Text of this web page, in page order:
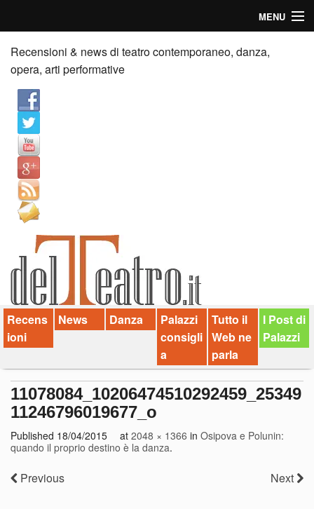
MENU
Home
Recensioni
Anticipazioni
News
Palazzi consiglia
Video
Chi siamo
Contatti
dT in English
Recensioni & news di teatro contemporaneo, danza,
opera, arti performative
Recens
ioni
News Danza
Palazzi
consigli
a
Tutto il
Web ne
parla
I Post di
Palazzi
11078084_10206474510292459_25349
11246796019677_o
Published 18/04/2015 at 2048 × 1366 in Osipova e Polunin:
quando il proprio destino è la danza.
Previous Next